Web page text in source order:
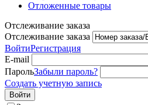
Отложенные товары
Отслеживание заказа
Отслеживание заказа
ВойтиРегистрация
E-mail
ПарольЗабыли пароль?
Создать учетную запись
Войти